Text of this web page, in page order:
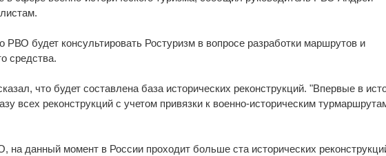
РВО будет консультировать Ростуризм в вопросе разработки маршрутов и
средства.
что будет составлена база исторических реконструкций. "Впервые в
всех реконструкций с учетом привязки к военно-историческим
данный момент в России проходит больше ста исторических